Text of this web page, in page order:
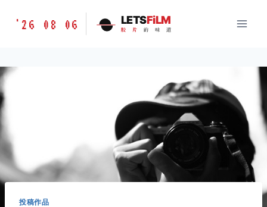
胶
味
'26 08 06 LETSFiLM
胶 片 的 味 道
投稿作品